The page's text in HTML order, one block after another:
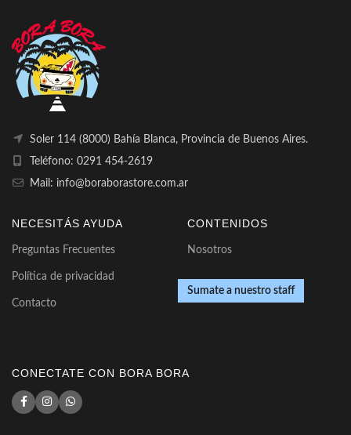
Soler 114 (8000) Bahía Blanca, Provincia de Buenos Aires.
Teléfono: 0291 454-2619
Mail: info@boraborastore.com.ar
NECESITÁS AYUDA
Preguntas Frecuentes
Política de privacidad
Contacto
CONTENIDOS
Nosotros
Sumate a nuestro staff
CONECTATE CON BORA BORA